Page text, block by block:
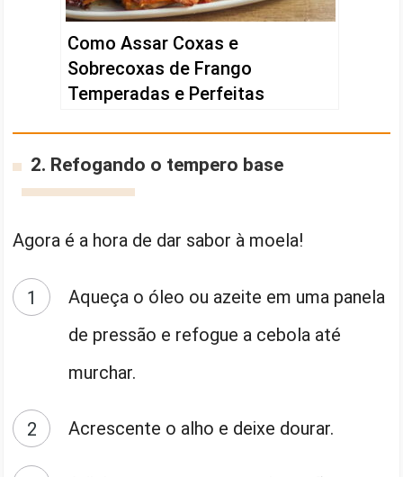
Como Assar Coxas e
Sobrecoxas de Frango
Temperadas e Perfeitas
2. Refogando o tempero base
Agora é a hora de dar sabor à moela!
Aqueça o óleo ou azeite em uma panela
de pressão e refogue a cebola até
murchar.
Acrescente o alho e deixe dourar.